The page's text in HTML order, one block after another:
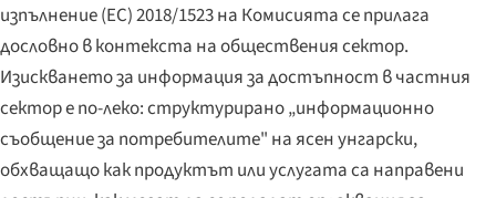
изпълнение (ЕС) 2018/1523 на Комисията се прилага
дословно в контекста на обществения сектор.
Изискването за информация за достъпност в частния
сектор е по-леко: структурирано „информационно
съобщение за потребителите" на ясен унгарски,
обхващащо как продуктът или услугата са направени